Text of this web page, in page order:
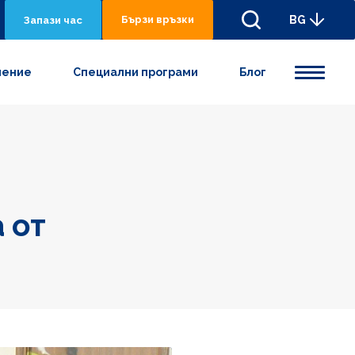
Запази час Бързи връзки BG
Специални програми Блог
от